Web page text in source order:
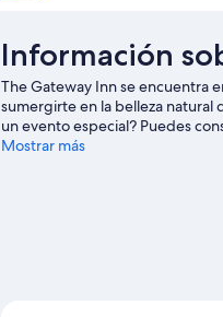
Información
The Gateway Inn se encuentra
sumergirte en la belleza natural
un evento especial? Puedes
Newcastle International Sports
Mostrar más